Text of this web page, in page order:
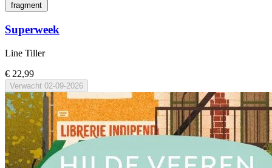
fragment
Superweek
Line Tiller
€ 22,99
Verwacht 02-09-2026